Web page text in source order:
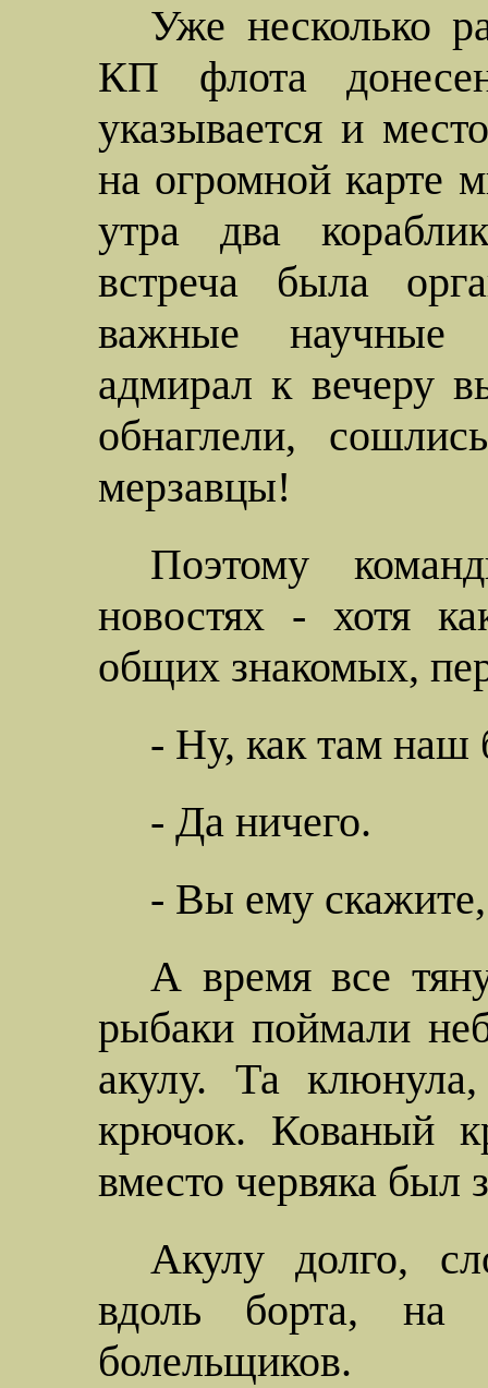
Уже несколько
КП флота
указывается и
на огромной карте
утра два
встреча была
важные
адмирал к вечеру
обнаглели,
мерзавцы!
Поэтому
новостях - хотя
общих знакомых,
- Ну, как там наш
- Да ничего.
- Вы ему скажите,
А время все
рыбаки поймали
акулу. Та
крючок. Кованый
вместо червяка был
Акулу долго,
вдоль борта, на
болельщиков.